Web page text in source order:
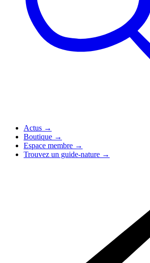
Actus →
Boutique →
Espace membre →
Trouvez un guide-nature →